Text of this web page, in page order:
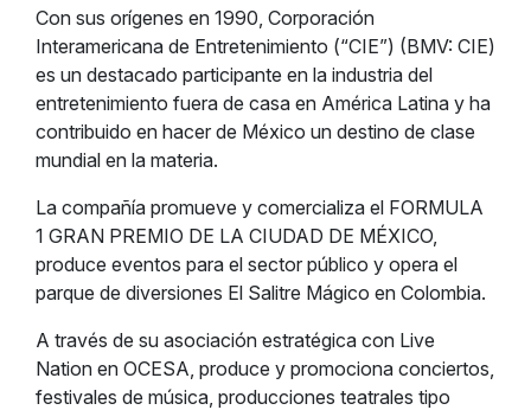
Con sus orígenes en 1990, Corporación
Interamericana de Entretenimiento (“CIE”) (BMV: CIE)
es un destacado participante en la industria del
entretenimiento fuera de casa en América Latina y ha
contribuido en hacer de México un destino de clase
mundial en la materia.
La compañía promueve y comercializa el FORMULA
1 GRAN PREMIO DE LA CIUDAD DE MÉXICO,
produce eventos para el sector público y opera el
parque de diversiones El Salitre Mágico en Colombia.
A través de su asociación estratégica con Live
Nation en OCESA, produce y promociona conciertos,
festivales de música, producciones teatrales tipo